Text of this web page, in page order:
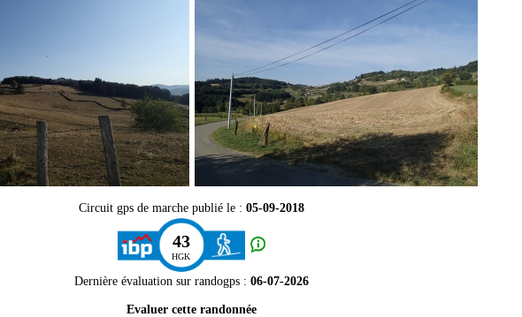
Circuit gps de marche publié le : 05-09-2018
43
HGK
Dernière évaluation sur randogps : 06-07-2026
Evaluer cette randonnée